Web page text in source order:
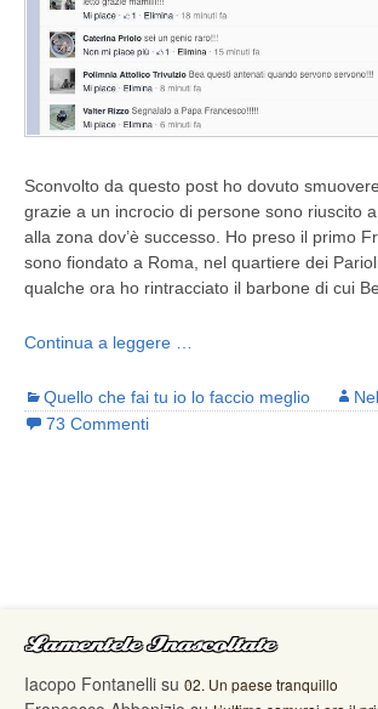
Sconvolto da questo post ho dovuto
grazie a un incrocio di persone sono riuscito
alla zona dov’è successo. Ho preso il primo
sono fiondato a Roma, nel quartiere dei
qualche ora ho rintracciato il barbone di cui
Continua a leggere …
Quello che fai tu io lo faccio meglio
73 Commenti
Lamentele Inascoltate
Iacopo Fontanelli su 02. Un paese tranquillo